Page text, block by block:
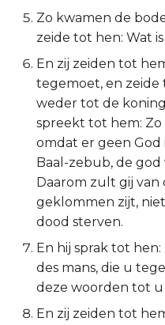
Kolossenzen
1 Thessalonicenzen
2 Thessalonicenzen
1 Timótheüs
2 Timótheüs
Titus
Filémon
Hebreeën
Zo kwamen de
zeide tot hen: Wat
En zij zeiden tot
tegemoet, en zeide
weder tot de
spreekt tot hem: Zo
omdat er geen God
Baal-zebub, de god
Daarom zult gij van
geklommen zijt,
dood sterven.
En hij sprak tot
des mans, die u
deze woorden tot
En zij zeiden tot